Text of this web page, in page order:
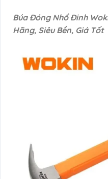
Búa Đóng Nhổ Đinh
Hãng, Siêu Bền, Giá Tốt